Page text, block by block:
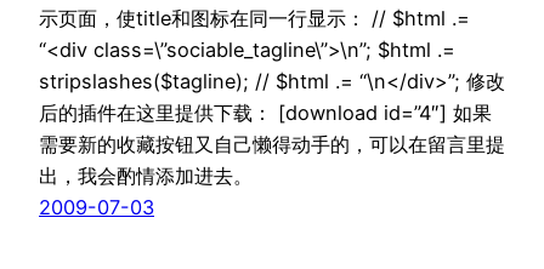
示页面，使title和图标在同一行显示： // $html .=
“<div class=\”sociable_tagline\”>\n”; $html .=
stripslashes($tagline); // $html .= “\n</div>”; 修改
后的插件在这里提供下载： [download id=”4″] 如果
需要新的收藏按钮又自己懒得动手的，可以在留言里提
出，我会酌情添加进去。
2009-07-03